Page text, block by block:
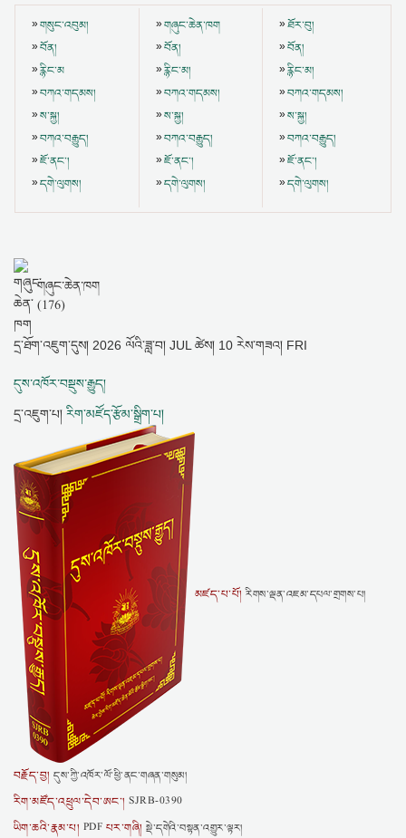
གསུང་འབུམ།
བོན།
རྙིང་མ
བཀའ་གདམས།
ས་སྐྱ།
བཀའ་བརྒྱུད།
ཇོ་ནང་།
དགེ་ལུགས།
གཞུང་ཆེན་ཁག
བོན།
རྙིང་མ།
བཀའ་གདམས།
ས་སྐྱ།
བཀའ་བརྒྱུད།
ཇོ་ནང་།
དགེ་ལུགས།
ཐོར་བུ།
བོན།
རྙིང་མ།
བཀའ་གདམས།
ས་སྐྱ།
བཀའ་བརྒྱུད།
ཇོ་ནང་།
དགེ་ལུགས།
གཞུང་ཆེན་ཁག
(176)
དྲ་ཐོག་འཇུག་དུས། 2026 ལོའི་ཟླ་བ། JUL ཚེས། 10 རེས་གཟའ། FRI
དུས་འཁོར་བསྡུས་རྒྱུད།
དྲ་འཇུག་པ། རིག་མཛོད་རྩོམ་སྒྲིག་པ།
མཛད་པ་པོ། རིགས་ལྡན་འཇམ་དཔལ་གྲགས་པ།
བརྗོད་བྱ། དུས་ཀྱི་འཁོར་ལོ་ཕྱི་ནང་གཞན་གསུམ།
རིག་མཛོད་འཕྲུལ་དེབ་ཨང་། SJRB-0390
ཡིག་ཆའི་རྣམ་པ། PDF པར་གཞི། སྡེ་དགེའི་བསྟན་འགྱུར་ལྟར།